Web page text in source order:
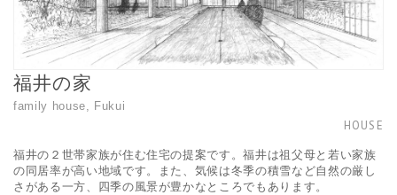
福井の家
family house, Fukui
HOUSE
福井の２世帯家族が住む住宅の提案です。福井は祖父母と若い家族
の同居率が高い地域です。また、気候は冬季の積雪など自然の厳し
さがある一方、四季の風景が豊かなところでもあります。